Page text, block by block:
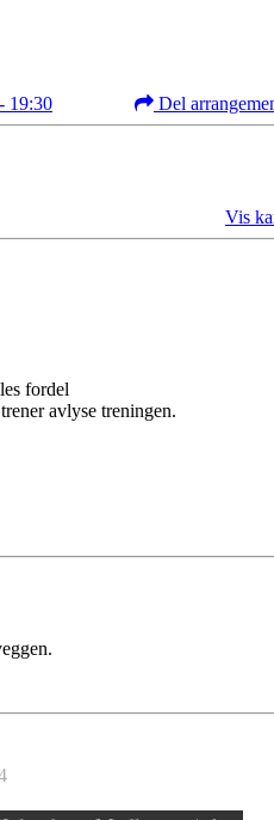
19:30 Del
Vis
fordel
avlyse treningen.